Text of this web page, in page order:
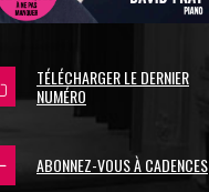
TÉLÉCHARGER LE DERNIER
NUMÉRO
ABONNEZ-VOUS À CADENCES